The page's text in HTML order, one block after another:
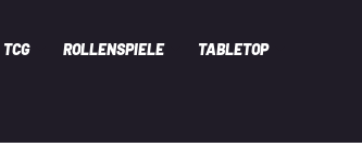
TCG ROLLENSPIELE TABLETOP